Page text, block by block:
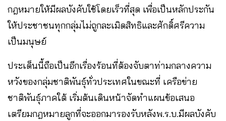
กฎหมายให้มีผลบังคับใช้โดยเร็วที่สุด เพื่อเป็นหลักประกัน
ให้ประชาชนทุกกลุ่มไม่ถูกละเมิดสิทธิและศักดิ์ศรีความ
เป็นมนุษย์ ​
ประเด็นนี้ถือเป็นอีกเรื่องร้อนที่ต้องจับตาท่ามกลางความ
หวังของกลุ่มชาติพันธุ์ทั่วประเทศ​ในขณะที่ ​เครือข่าย
ชาติพันธุ์ภาคใต้ เริ่มต้นเดินหน้าจัดทำแผนข้อเสนอ
เตรียมกฎหมายลูกที่จะออกมารองรับหลังพ.ร.บ.มีผลบังคับ